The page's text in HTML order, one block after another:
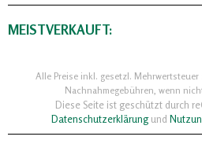
MEISTVERKAUFT:
Alle Preise inkl. gesetzl. Mehrwertsteuer
Nachnahmegebühren, wenn
Diese Seite ist geschützt durch
Datenschutzerklärungund